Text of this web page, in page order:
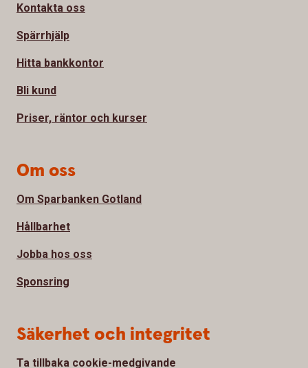
Kontakta oss
Spärrhjälp
Hitta bankkontor
Bli kund
Priser, räntor och kurser
Om oss
Om Sparbanken Gotland
Hållbarhet
Jobba hos oss
Sponsring
Säkerhet och integritet
Ta tillbaka cookie-medgivande